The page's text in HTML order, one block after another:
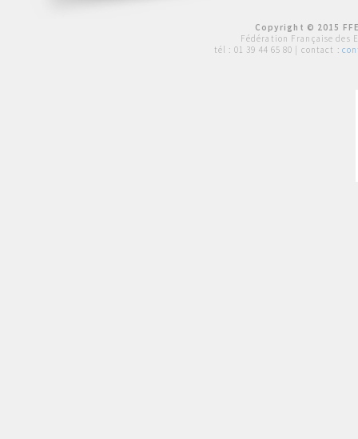
Copyright © 2015
Fédération Française des
tél : 01 39 44 65 80 | contact :